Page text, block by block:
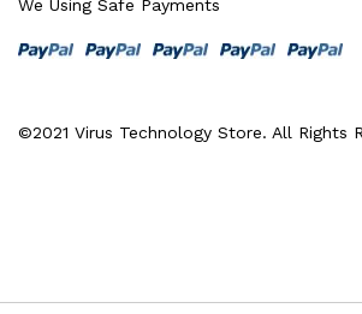
©2021 Virus Technology Store. All Rights
We Using Safe Payments